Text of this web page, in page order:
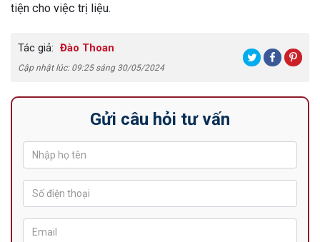
tiện cho việc trị liệu.
Tác giả: Đào Thoan
Cập nhật lúc: 09:25 sáng 30/05/2024
Gửi câu hỏi tư vấn